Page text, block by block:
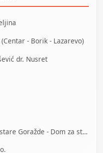
- Borik - Lazarevo)
dr. Nusret
Starački dom Goražde - Dom za stare Goražde - Dom za stara lica Goražde